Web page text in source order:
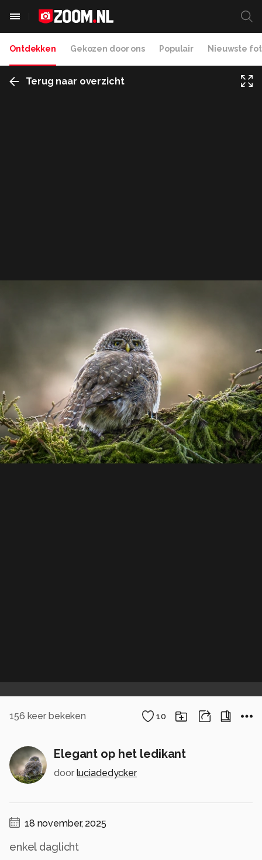
Ontdekken Gekozen door ons Populair Nieuwste
Terug naar overzicht
156 keer bekeken 10
Elegant op het ledikant
door luciadedycker
18 november, 2025
enkel daglicht